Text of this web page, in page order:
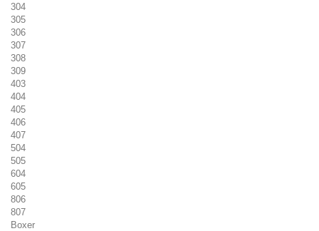
304
305
306
307
308
309
403
404
405
406
407
504
505
604
605
806
807
Boxer